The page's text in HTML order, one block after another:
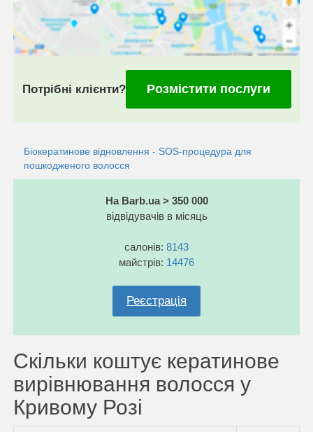
Потрібні клієнти? Розмістити послуги
Біокератинове відновлення - SOS-процедура для
пошкодженого волосся
На Barb.ua > 350 000
відвідувачів в місяць
салонів: 8143
майстрів: 14476
Реєстрація
Скільки коштує кератинове
вирівнювання волосся у
Кривому Розі